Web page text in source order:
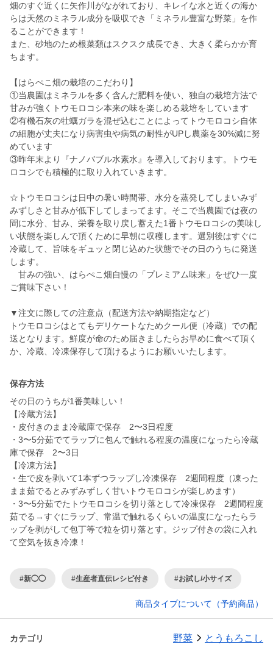
畑のすぐ近くに矢作川がながれており、キレイな水と近くの海か
らは天然のミネラル成分を吸収でき「ミネラル豊富な野菜」を作
ることができます！
また、砂地のため根菜類はスクスク成長でき、大きく柔らかか育
ちます。
【はらぺこ畑の栽培のこだわり】
①当農園はミネラルを多く含んだ肥料を使い、独自の栽培方法で
甘みが強くトウモロコシ本来の味を楽しめる栽培をしています
②有機石灰の牡蠣ガラを混ぜ込むことによってトウモロコシ自体
の細胞が丈夫になり病害虫や病気の耐性がUPし農薬を30%減に努
めています
③昨年末より『ナノバブル水素水』を導入しております。トウモ
ロコシでも積極的に取り入れていきます。
☆トウモロコシは日中の暑い時間帯、水分を蒸発してしまいみず
みずしさと甘みが低下してしまってます。そこで当農園では夜の
間に水分、甘み、栄養を取り戻し蓄えた1番トウモロコシの美味し
い状態を楽しんで頂くために早朝に収穫します。選別後はすぐに
冷蔵して、旨味をギュッと閉じ込めた状態でその日のうちに発送
します。
甘みの強い、はらぺこ畑自慢の「プレミアム味来」をぜひ一度
ご賞味下さい！
▼注文に際しての注意点（配送方法や納期指定など）
トウモロコシはとてもデリケートなためクール便（冷蔵）での配
送となります。鮮度が命のため届きましたらお早めに食べて頂く
か、冷蔵、冷凍保存して頂けるようにお願いいたします。
保存方法
その日のうちが1番美味しい！
【冷蔵方法】
・皮付きのまま冷蔵庫で保存 2〜3日程度
・3〜5分茹でてラップに包んで触れる程度の温度になったら冷蔵
庫で保存 2〜3日
【冷凍方法】
・生で皮を剥いて1本ずつラップし冷凍保存 2週間程度（凍った
まま茹でるとみずみずしく甘いトウモロコシが楽しめます）
・3〜5分茹でたトウモロコシを切り落として冷凍保存 2週間程度
茹でる→すぐにラップ、常温で触れるくらいの温度になったらラ
ップを剥がして包丁等で粒を切り落とす。ジップ付きの袋に入れ
て空気を抜き冷凍！
#新◯◯ #生産者直伝レシピ付き #お試し/小サイズ
商品タイプについて（予約商品）
カテゴリ 野菜 とうもろこし